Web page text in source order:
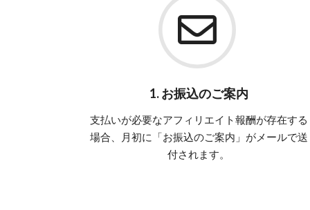
1. お振込のご案内
支払いが必要なアフィリエイト報酬が存在する
場合、月初に「お振込のご案内」がメールで送
付されます。